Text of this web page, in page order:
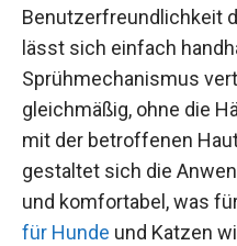
Benutzerfreundlichkeit
lässt sich einfach
Sprühmechanismus
gleichmäßig, ohne die
mit der betroffenen
gestaltet sich die
und komfortabel, was
für Hunde und Katzen